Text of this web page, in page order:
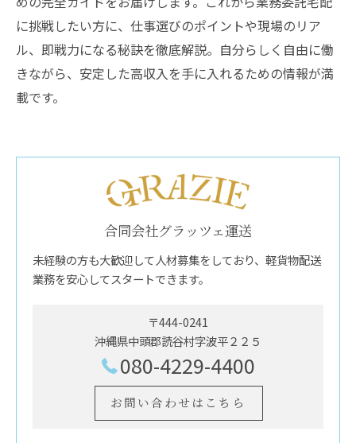
に挑戦したい方に、仕事選びのポイントや現場のリア
ル、即戦力になる秘訣を徹底解説。自分らしく自由に働
きながら、安定した高収入を手に入れるための情報が満
載です。
合同会社グラッツェ運送
未経験の方も大歓迎して人材募集をしており、軽貨物配送
業務を安心してスタートできます。
〒444-0241
沖縄県中頭郡読谷村字波平２２５
080-4229-4400
お問い合わせはこちら